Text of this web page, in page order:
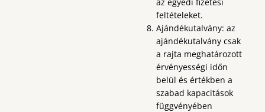
feltételeket.
Ajándékutalvány: az
ajándékutalvány csak
a rajta meghatározott
érvényességi időn
belül és értékben a
szabad kapacitások
függvényében